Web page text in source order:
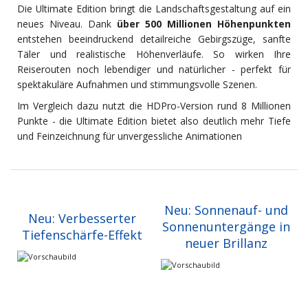
Die Ultimate Edition bringt die Landschaftsgestaltung auf ein
neues Niveau. Dank über 500 Millionen Höhenpunkten
entstehen beeindruckend detailreiche Gebirgszüge, sanfte
Täler und realistische Höhenverläufe. So wirken Ihre
Reiserouten noch lebendiger und natürlicher - perfekt für
spektakuläre Aufnahmen und stimmungsvolle Szenen.
Im Vergleich dazu nutzt die HDPro-Version rund 8 Millionen
Punkte - die Ultimate Edition bietet also deutlich mehr Tiefe
und Feinzeichnung für unvergessliche Animationen
Neu: Verbesserter
Tiefenschärfe-Effekt
Neu: Sonnenauf- und
Sonnenuntergänge in
neuer Brillanz